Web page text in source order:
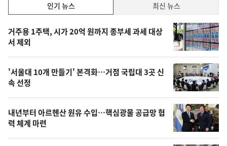
기,
최
신,
오
늘
의
영
상
인기 뉴스 최신 뉴스
기
뉴
스
거주용 1주택, 시가 20억 원까지 종부세 과세 대상
서 제외
'서울대 10개 만들기' 본격화…거점 국립대 3곳 신
속 선정
내년부터 아르헨산 원유 수입…핵심광물 공급망 협
력 체계 마련